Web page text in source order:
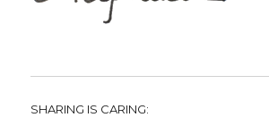
SHARING IS CARING: